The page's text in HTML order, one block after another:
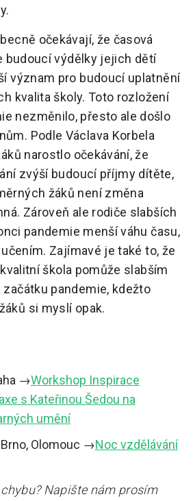
očekávají, že časová
budoucí výdělky jejich dětí
význam pro budoucí uplatnění
kvalita školy. Toto rozložení
nezměnilo, přesto ale došlo
Podle Václava Korbela
narostlo očekávání, že
zvýší budoucí příjmy dítěte,
žáků není změna
Zároveň ale rodiče slabších
pandemie menší váhu času,
Zajímavé je také to, že
škola pomůže slabším
pandemie, kdežto
si myslí opak.
→Workshop Inspirace
s Kateřinou Šedou na
umění
Olomouc →Noc vzdělávání
Napište nám prosím